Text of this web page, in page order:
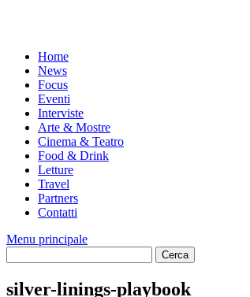
Home
News
Focus
Eventi
Interviste
Arte & Mostre
Cinema & Teatro
Food & Drink
Letture
Travel
Partners
Contatti
Menu principale
silver-linings-playbook